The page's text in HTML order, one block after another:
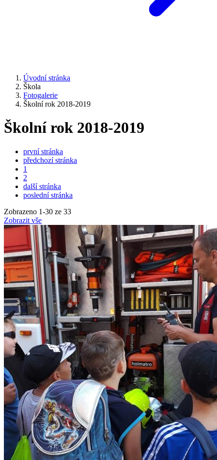
Úvodní stránka
Škola
Fotogalerie
Školní rok 2018-2019
Školní rok 2018-2019
první stránka
předchozí stránka
1
2
další stránka
poslední stránka
Zobrazeno 1-30 ze 33
Zobrazit vše